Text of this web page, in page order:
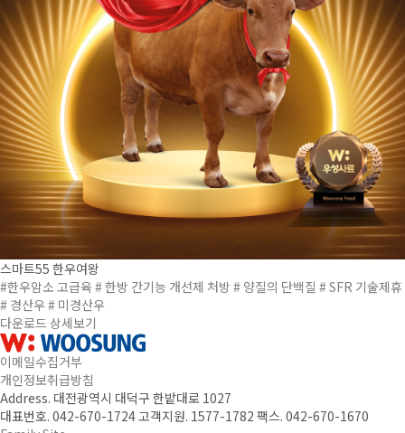
스마트55 한우여왕
#한우암소 고급육 # 한방 간기능 개선제 처방 # 양질의 단백질 # SFR 기술제휴
# 경산우 # 미경산우
다운로드상세보기
이메일수집거부
개인정보취급방침
Address. 대전광역시 대덕구 한밭대로 1027
대표번호. 042-670-1724고객지원. 1577-1782 팩스. 042-670-1670